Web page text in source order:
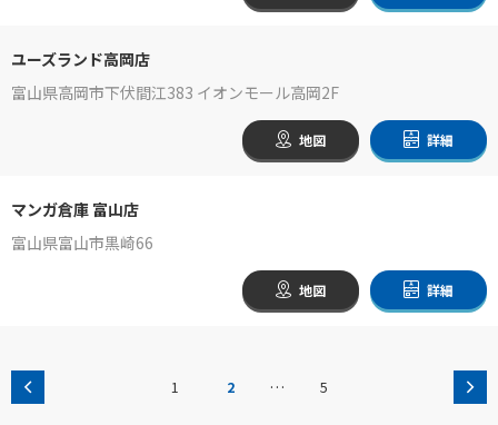
ユーズランド高岡店
富山県高岡市下伏間江383 イオンモール高岡2F
地図 詳細
マンガ倉庫 富山店
富山県富山市黒崎66
地図 詳細
1 2 … 5